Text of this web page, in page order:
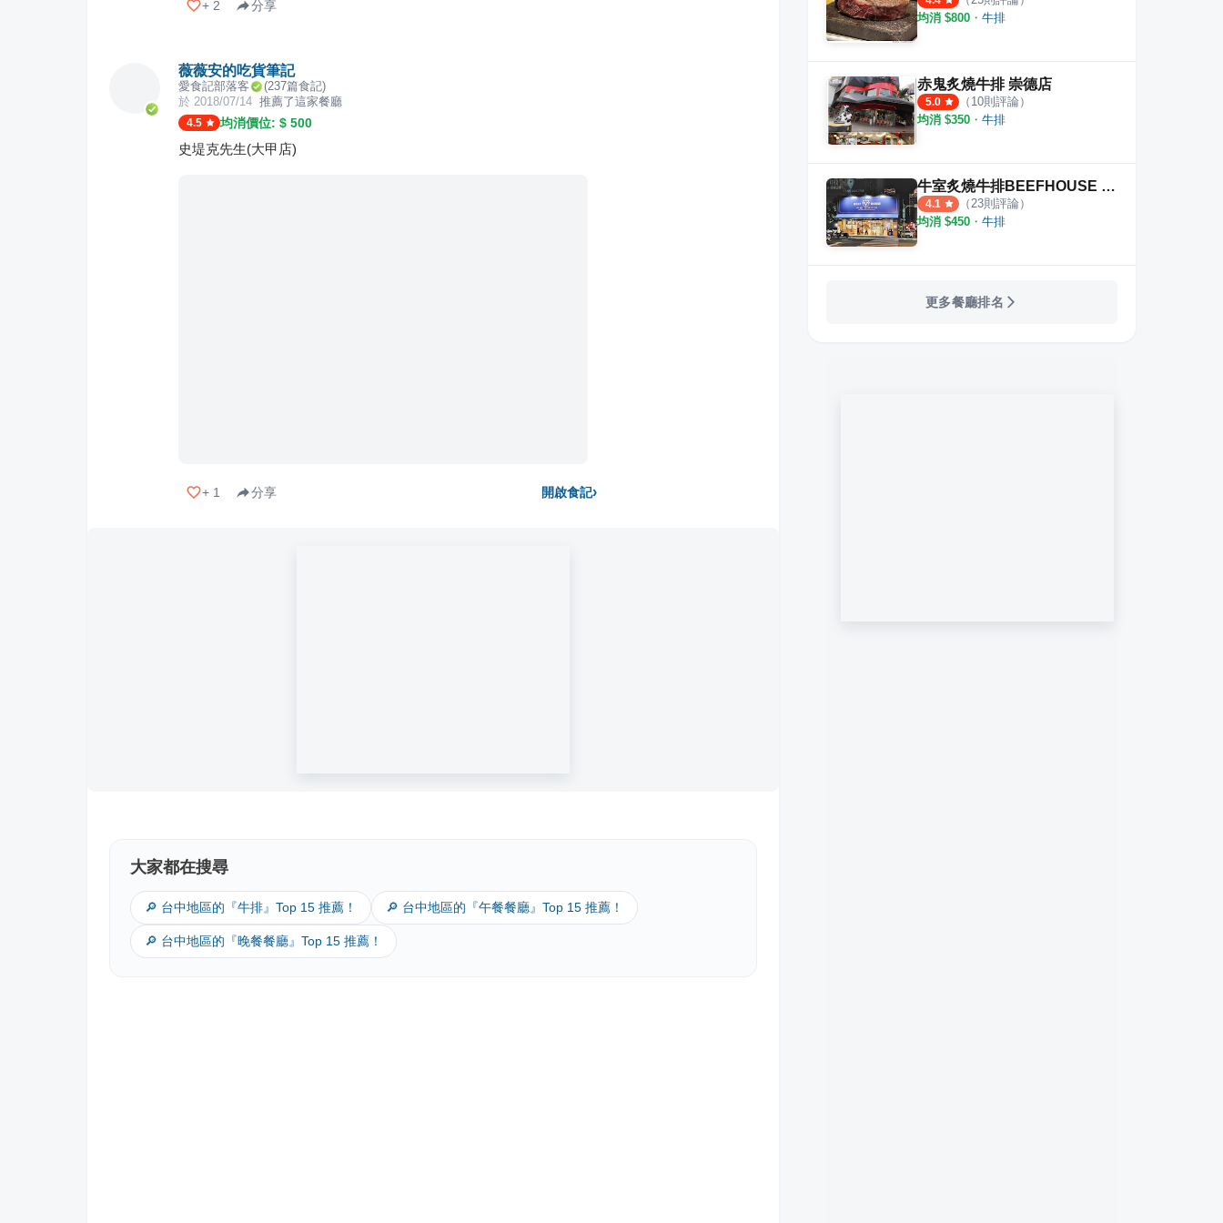
+ 2 分享
薇薇安的吃貨筆記
愛食記部落客 (237篇食記)
於 2018/07/14 推薦了這家餐廳
4.5 均消價位: $ 500
史堤克先生(大甲店)
+ 1 分享 開啟食記›
大家都在搜尋
🔎 台中地區的『牛排』Top 15 推薦！ 🔎 台中地區的『午餐餐廳』Top 15 推薦！
🔎 台中地區的『晚餐餐廳』Top 15 推薦！
均消 $800 ・ 牛排
赤鬼炙燒牛排 崇德店
5.0 （ 10則評論）
均消 $350 ・ 牛排
牛室炙燒牛排BEEFHOUSE 台中大墩店
4.1 （ 23則評論）
均消 $450 ・ 牛排
更多餐廳排名